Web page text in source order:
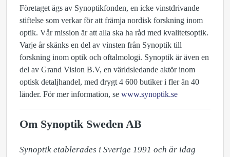
Företaget ägs av Synoptikfonden, en icke vinstdrivande
stiftelse som verkar för att främja nordisk forskning inom
optik. Vår mission är att alla ska ha råd med kvalitetsoptik.
Varje år skänks en del av vinsten från Synoptik till
forskning inom optik och oftalmologi. Synoptik är även en
del av Grand Vision B.V, en världsledande aktör inom
optisk detaljhandel, med drygt 4 600 butiker i fler än 40
länder. För mer information, se www.synoptik.se
Om Synoptik Sweden AB
Synoptik etablerades i Sverige 1991 och är idag